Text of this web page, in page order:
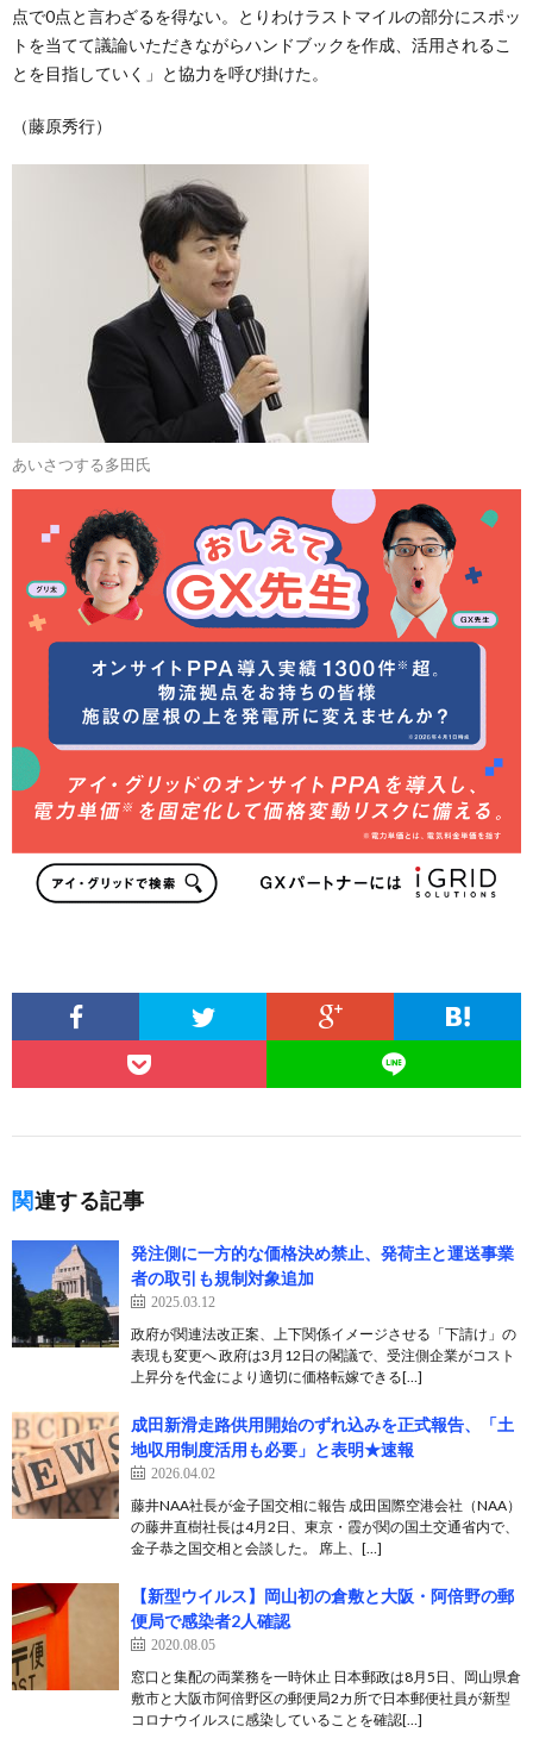
点で0点と言わざるを得ない。とりわけラストマイルの部分にスポッ
トを当てて議論いただきながらハンドブックを作成、活用されるこ
とを目指していく」と協力を呼び掛けた。
（藤原秀行）
あいさつする多田氏
関連する記事
発注側に一方的な価格決め禁止、発荷主と運送事業
者の取引も規制対象追加
2025.03.12
政府が関連法改正案、上下関係イメージさせる「下請け」の
表現も変更へ 政府は3月12日の閣議で、受注側企業がコスト
上昇分を代金により適切に価格転嫁できる[…]
成田新滑走路供用開始のずれ込みを正式報告、「土
地収用制度活用も必要」と表明★速報
2026.04.02
藤井NAA社長が金子国交相に報告 成田国際空港会社（NAA）
の藤井直樹社長は4月2日、東京・霞が関の国土交通省内で、
金子恭之国交相と会談した。 席上、[…]
【新型ウイルス】岡山初の倉敷と大阪・阿倍野の郵
便局で感染者2人確認
2020.08.05
窓口と集配の両業務を一時休止 日本郵政は8月5日、岡山県倉
敷市と大阪市阿倍野区の郵便局2カ所で日本郵便社員が新型
コロナウイルスに感染していることを確認[…]